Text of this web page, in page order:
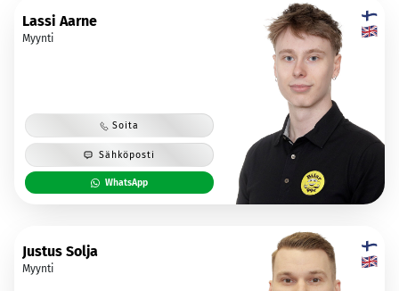
Lassi Aarne
Myynti
Soita
Sähköposti
WhatsApp
Justus Solja
Myynti